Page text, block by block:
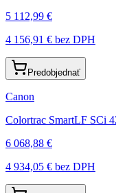
5 112,99 €
4 156,91 € bez DPH
Predobjednať
Canon
Colortrac SmartLF SCi
6 068,88 €
4 934,05 € bez DPH